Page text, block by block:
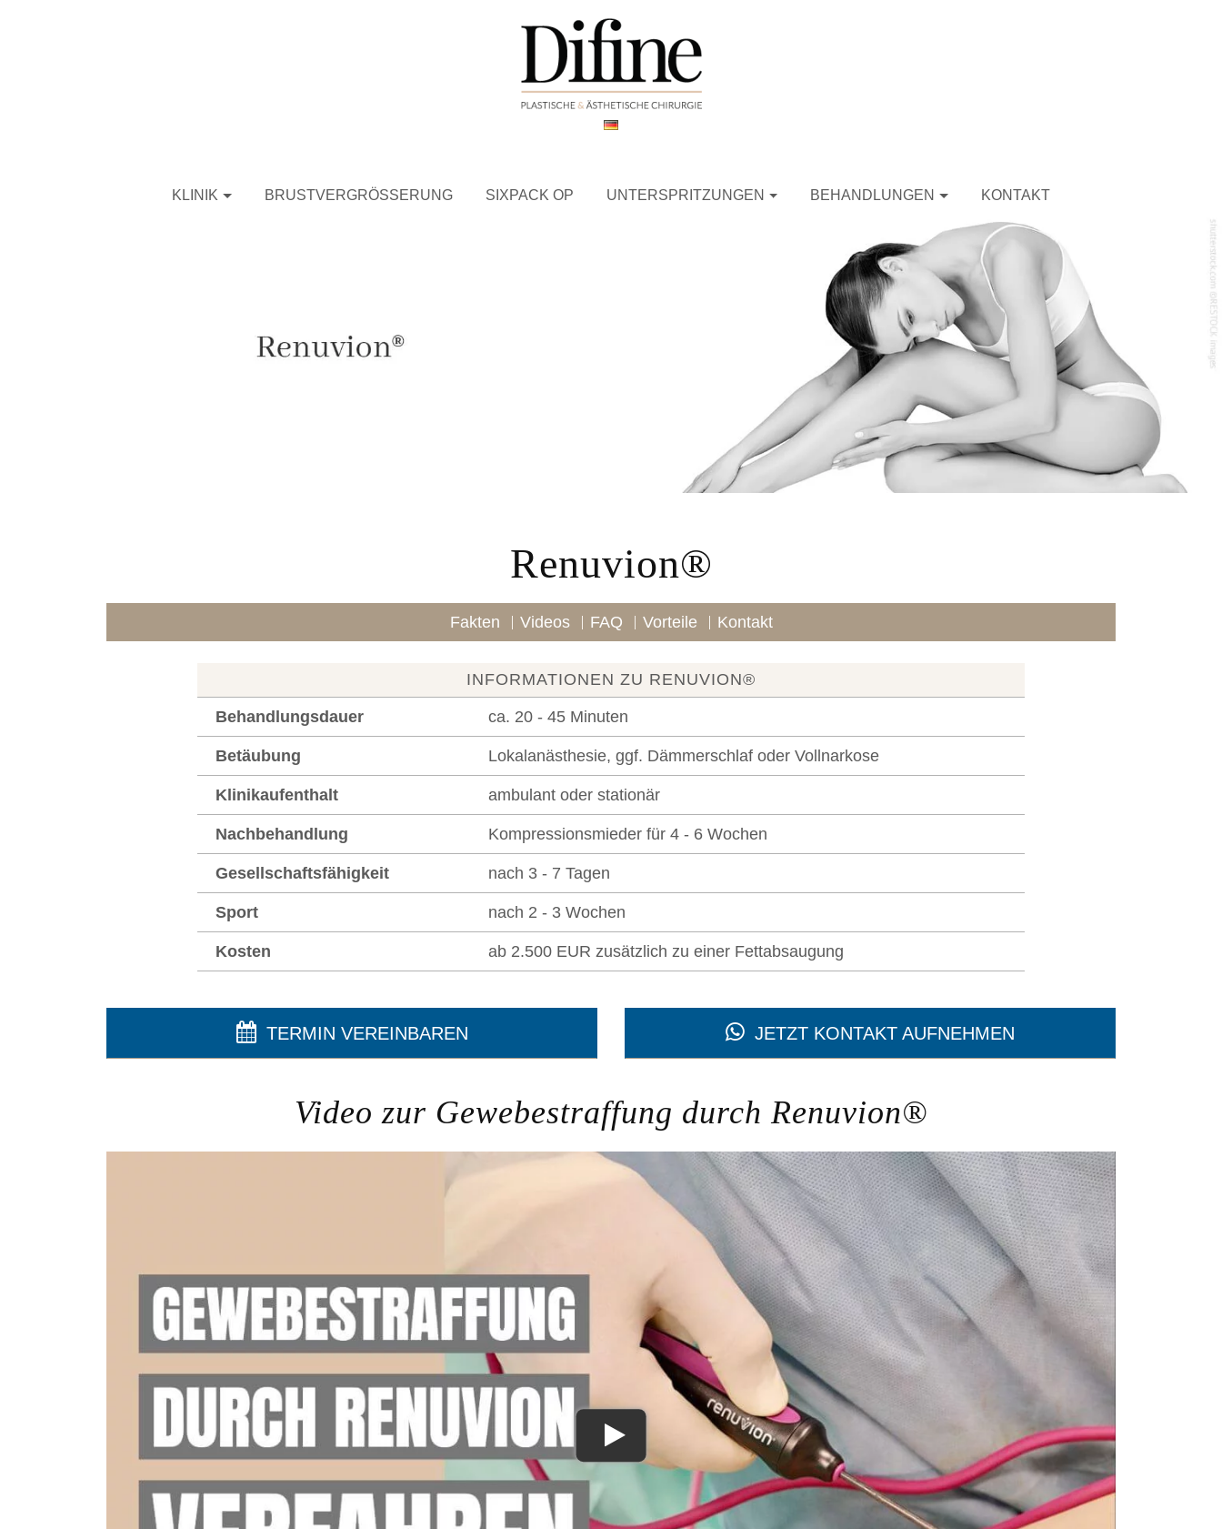
KLINIK BRUSTVERGRÖSSERUNG SIXPACK OP UNTERSPRITZUNGEN BEHANDLUNGEN KONTAKT
Renuvion®
Fakten Videos FAQ Vorteile Kontakt
INFORMATIONEN ZU RENUVION®
Behandlungsdauer ca. 20 - 45 Minuten
Betäubung Lokalanästhesie, ggf. Dämmerschlaf oder Vollnarkose
Klinikaufenthalt ambulant oder stationär
Nachbehandlung Kompressionsmieder für 4 - 6 Wochen
Gesellschaftsfähigkeit nach 3 - 7 Tagen
Sport nach 2 - 3 Wochen
Kosten ab 2.500 EUR zusätzlich zu einer Fettabsaugung
TERMIN VEREINBAREN JETZT KONTAKT AUFNEHMEN
Video zur Gewebestraffung durch Renuvion®